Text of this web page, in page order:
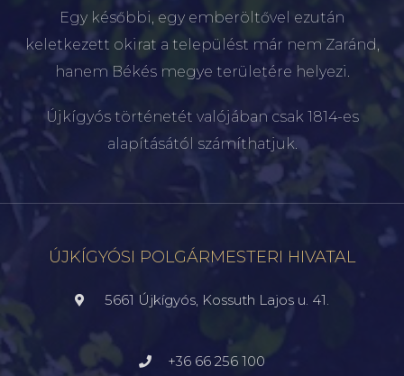
Egy későbbi, egy emberöltővel ezután
keletkezett okirat a települést már nem Zaránd,
hanem Békés megye területére helyezi.
Újkígyós történetét valójában csak 1814-es
alapításától számíthatjuk.
ÚJKÍGYÓSI POLGÁRMESTERI HIVATAL
5661 Újkígyós, Kossuth Lajos u. 41.
+36 66 256 100